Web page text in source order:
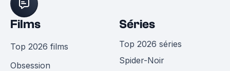
Films
Top 2026 films
Obsession
Séries
Top 2026 séries
Spider-Noir